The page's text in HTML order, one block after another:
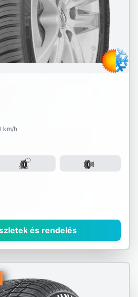
km/h
és rendelés